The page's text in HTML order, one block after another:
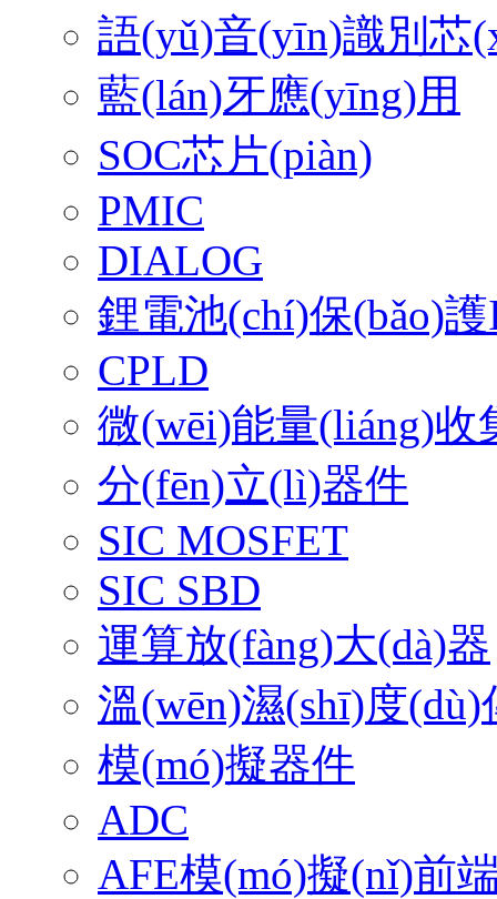
語(yǔ)音(yīn)識別芯
藍(lán)牙應(yīng)用
SOC芯片(piàn)
PMIC
DIALOG
鋰電池(chí)保(bǎo)
CPLD
微(wēi)能量(liáng)收
分(fēn)立(lì)器件
SIC MOSFET
SIC SBD
運算放(fàng)大(dà)器
溫(wēn)濕(shī)度
模(mó)擬器件
ADC
AFE模(mó)擬(nǐ)前